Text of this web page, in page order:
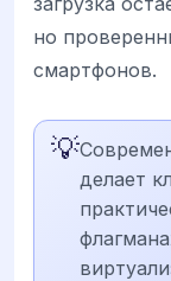
но
смартфонов.
💡
делает